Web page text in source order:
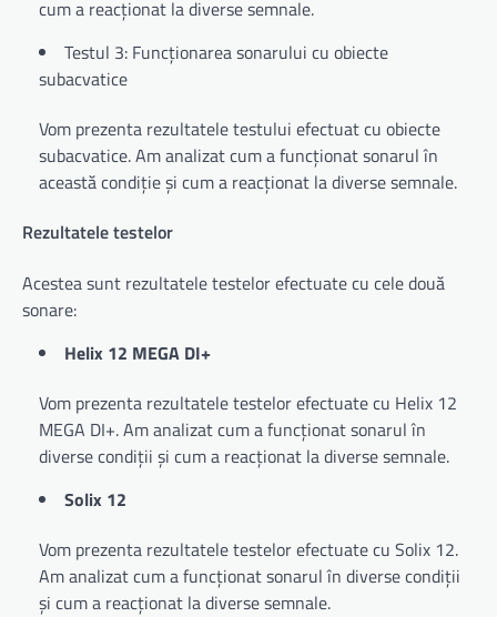
cum a reacționat la diverse semnale.
Testul 3: Funcționarea sonarului cu obiecte
subacvatice
Vom prezenta rezultatele testului efectuat cu obiecte
subacvatice. Am analizat cum a funcționat sonarul în
această condiție și cum a reacționat la diverse semnale.
Rezultatele testelor
Acestea sunt rezultatele testelor efectuate cu cele două
sonare:
Helix 12 MEGA DI+
Vom prezenta rezultatele testelor efectuate cu Helix 12
MEGA DI+. Am analizat cum a funcționat sonarul în
diverse condiții și cum a reacționat la diverse semnale.
Solix 12
Vom prezenta rezultatele testelor efectuate cu Solix 12.
Am analizat cum a funcționat sonarul în diverse condiții
și cum a reacționat la diverse semnale.